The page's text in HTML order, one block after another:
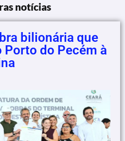
notícias
bilionária que
Porto do Pecém à